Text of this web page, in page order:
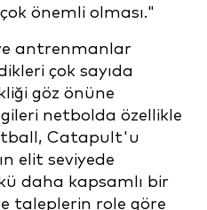
önemli olması."
antrenmanlar
çok sayıda
göz önüne
netbolda özellikle
Catapult'u
elit seviyede
daha kapsamlı bir
taleplerin role göre